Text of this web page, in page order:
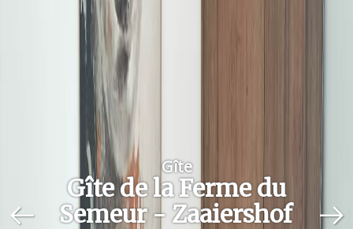
Gîte
Gîte de la Ferme du
Semeur - Zaaiershof